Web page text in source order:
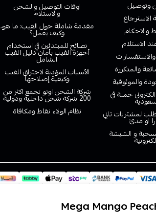
وتوصيل
والاحكام
الاستلام
والمتكررة
والموثوقية
جملة في
لمشتريات تابي
او مدئ
و الشيشة
اوقات التوصيل والشحن
والاستلام
مقدمة شاملة حول الفيب: ما هو،
وكيف يعمل؟
نصائح للمبتدئين في استخدام
أجهزة الفيب بأمان دليل الفيب
الشامل
الأسباب المؤدية لاحتراق الفيب
وكيفية إصلاحها
شركة الشحن اوتو تجمع اكثر من
200 شركة شحن داخلية ودولية
نظام الولاء نقاط ومكافاة